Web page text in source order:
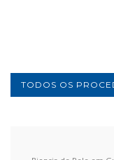
TODOS OS